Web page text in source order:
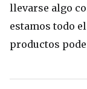
llevarse algo
estamos todo
productos